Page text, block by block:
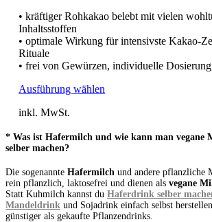
• kräftiger Rohkakao belebt mit vielen
Inhaltsstoffen
• optimale Wirkung für intensivste Kakao-
Rituale
• frei von Gewürzen, individuelle
Ausführung wählen
Varianten
Optionen
können
auf
der
inkl. MwSt.
* Was ist Hafermilch und wie kann man vegane
selber machen?
Die sogenannte Hafermilch und andere pflanzliche
rein pflanzlich, laktosefrei und dienen als vegane
Statt Kuhmilch kannst du Haferdrink selber
Mandeldrink und Sojadrink einfach selbst
günstiger als gekaufte Pflanzendrinks.